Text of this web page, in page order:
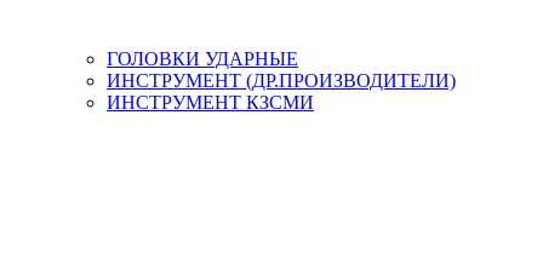
ГОЛОВКИ УДАРНЫЕ
ИНСТРУМЕНТ (ДР.ПРОИЗВОДИТЕЛИ)
ИНСТРУМЕНТ КЗСМИ